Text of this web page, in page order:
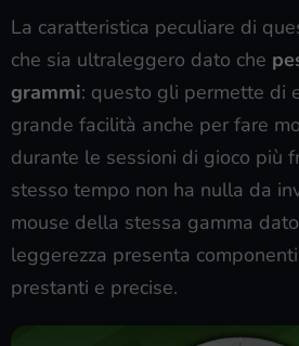
La caratteristica peculiare di
che sia ultraleggero dato che
grammi: questo gli permette di
grande facilità anche per fare
durante le sessioni di gioco più
stesso tempo non ha nulla da
mouse della stessa gamma
leggerezza presenta
prestanti e precise.